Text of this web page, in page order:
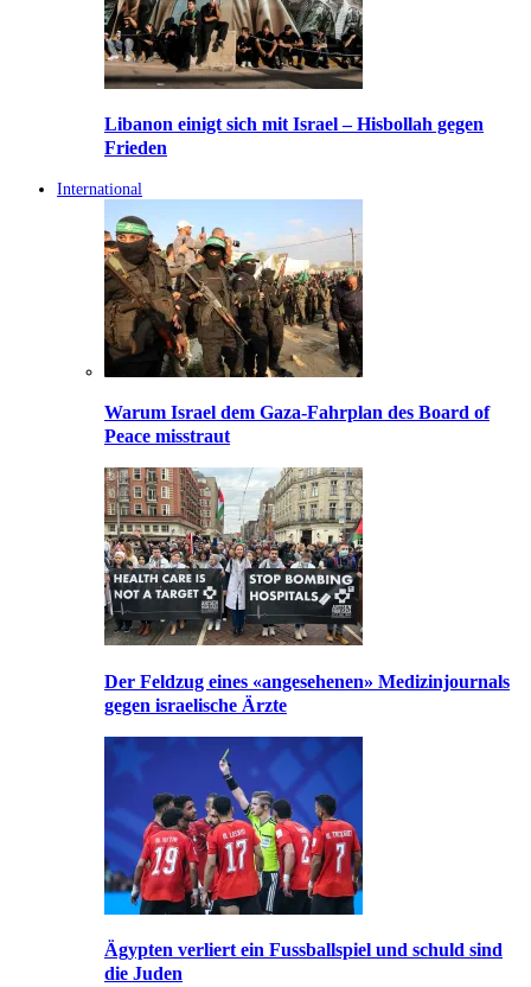
Libanon einigt sich mit Israel – Hisbollah gegen
Frieden
International
Warum Israel dem Gaza-Fahrplan des Board of
Peace misstraut
Der Feldzug eines «angesehenen» Medizinjournals
gegen israelische Ärzte
Ägypten verliert ein Fussballspiel und schuld sind
die Juden